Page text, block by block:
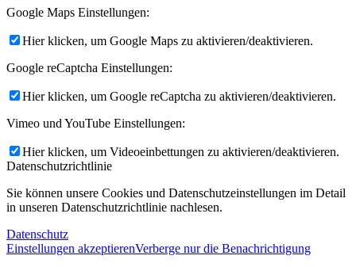
Google Maps Einstellungen:
Hier klicken, um Google Maps zu aktivieren/deaktivieren.
Google reCaptcha Einstellungen:
Hier klicken, um Google reCaptcha zu aktivieren/deaktivieren.
Vimeo und YouTube Einstellungen:
Hier klicken, um Videoeinbettungen zu aktivieren/deaktivieren.
Datenschutzrichtlinie
Sie können unsere Cookies und Datenschutzeinstellungen im Detail
in unseren Datenschutzrichtlinie nachlesen.
Datenschutz
Einstellungen akzeptierenVerberge nur die Benachrichtigung